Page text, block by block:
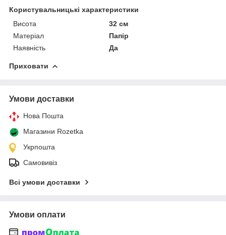
Користувальницькі характеристики
Висота
32 см
Матеріал
Папір
Наявність
Да
Приховати
Умови доставки
Нова Пошта
Магазини Rozetka
Укрпошта
Самовивіз
Всі умови доставки
Умови оплати